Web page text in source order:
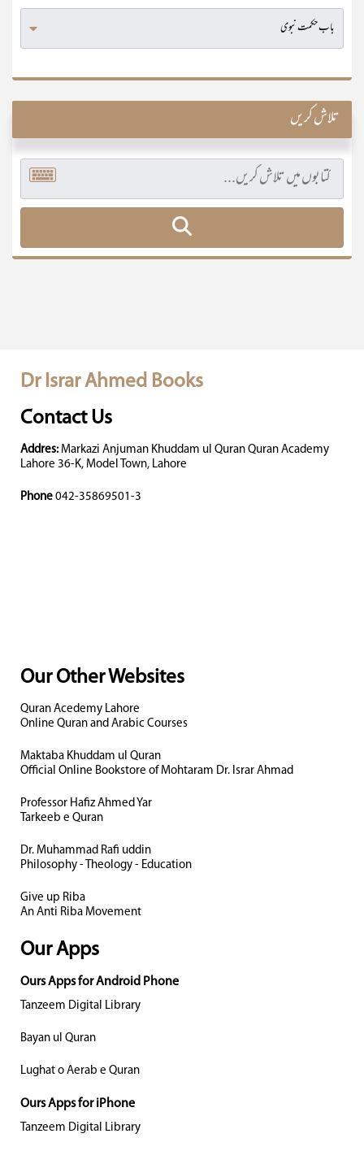
تلاش کریں
Dr Israr Ahmed Books
Contact Us
Addres: Markazi Anjuman Khuddam ul Quran Quran Academy
Lahore 36-K, Model Town, Lahore
Phone 042-35869501-3
Our Other Websites
Quran Acedemy Lahore
Online Quran and Arabic Courses
Maktaba Khuddam ul Quran
Official Online Bookstore of Mohtaram Dr. Israr Ahmad
Professor Hafiz Ahmed Yar
Tarkeeb e Quran
Dr. Muhammad Rafi uddin
Philosophy - Theology - Education
Give up Riba
An Anti Riba Movement
Our Apps
Ours Apps for Android Phone
Tanzeem Digital Library
Bayan ul Quran
Lughat o Aerab e Quran
Ours Apps for iPhone
Tanzeem Digital Library